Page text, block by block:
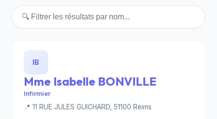
IB
Mme Isabelle BONVILLE
Infirmier
📍 11 RUE JULES GUICHARD, 51100 Reims